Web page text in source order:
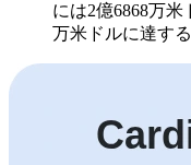
には2億6868万米
万米ドルに達す